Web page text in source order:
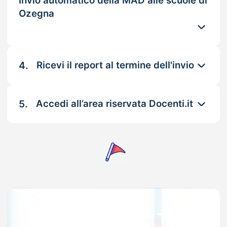
Ozegna
4. Ricevi il report al termine dell'invio
5. Accedi all’area riservata Docenti.it